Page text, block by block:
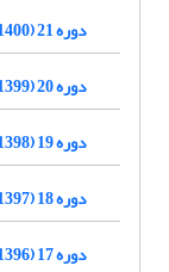
دوره 21 (1400)
دوره 20 (1399)
دوره 19 (1398)
دوره 18 (1397)
دوره 17 (1396)